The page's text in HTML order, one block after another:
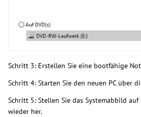
Schritt 3: Erstellen Sie eine bootfähige
Schritt 4: Starten Sie den neuen PC über
Schritt 5: Stellen Sie das Systemabbild
wieder her.